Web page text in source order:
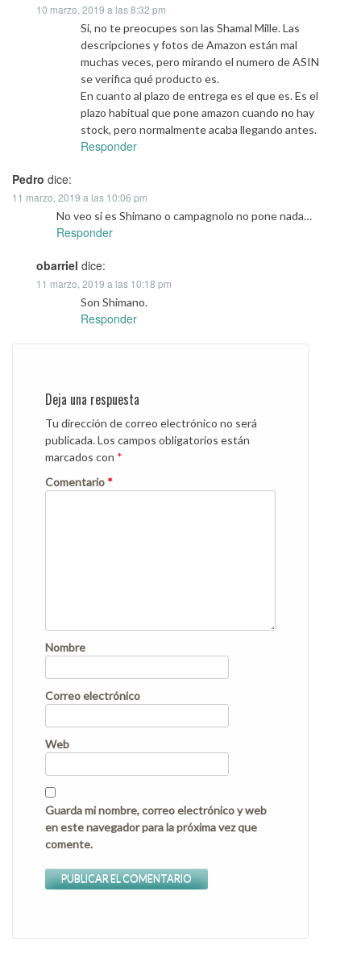
10 marzo, 2019 a las 8:32 pm
Si, no te preocupes son las Shamal Mille. Las
descripciones y fotos de Amazon están mal
muchas veces, pero mirando el numero de ASIN
se verifica qué producto es.
En cuanto al plazo de entrega es el que es. Es el
plazo habitual que pone amazon cuando no hay
stock, pero normalmente acaba llegando antes.
Responder
Pedro dice:
11 marzo, 2019 a las 10:06 pm
No veo si es Shimano o campagnolo no pone nada…
Responder
obarriel dice:
11 marzo, 2019 a las 10:18 pm
Son Shimano.
Responder
Deja una respuesta
Tu dirección de correo electrónico no será
publicada.Los campos obligatorios están
marcados con *
Comentario *
Nombre
Correo electrónico
Web
Guarda mi nombre, correo electrónico y web
en este navegador para la próxima vez que
comente.